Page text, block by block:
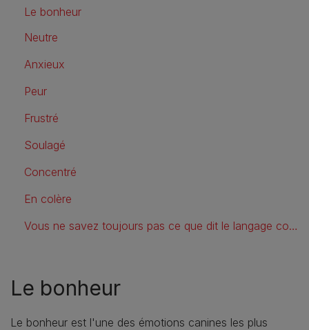
Le bonheur
Neutre
Anxieux
Peur
Frustré
Soulagé
Concentré
En colère
Vous ne savez toujours pas ce que dit le langage corporel de votre chien ?
Le bonheur
Le bonheur est l'une des émotions canines les plus